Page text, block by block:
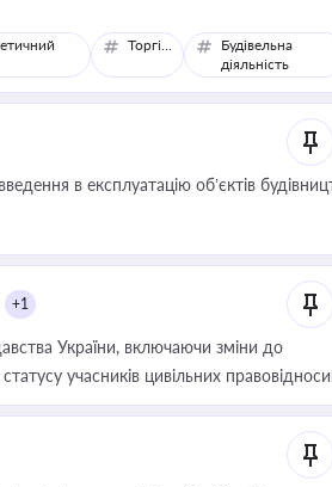
Торгівля
Будівельна
діяльність
в експлуатацію об’єктів
+1
України, включаючи зміни до
учасників цивільних